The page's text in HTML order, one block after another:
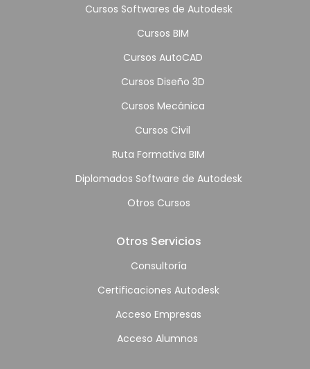
Cursos Softwares de Autodesk
Cursos BIM
Cursos AutoCAD
Cursos Diseño 3D
Cursos Mecánica
Cursos Civil
Ruta Formativa BIM
Diplomados Software de Autodesk
Otros Cursos
Otros Servicios
Consultoría
Certificaciones Autodesk
Acceso Empresas
Acceso Alumnos